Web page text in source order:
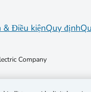
& Điều kiệnQuy định
Company